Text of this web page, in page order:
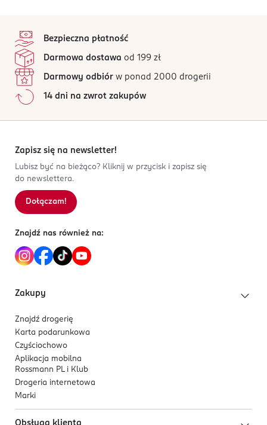
Kod EAN
5 902067 713631
Jak działają opinie?
Bezpieczna płatność
Darmowa dostawa od 199 zł
Darmowy odbiór w ponad 2000 drogerii
14 dni na zwrot zakupów
Zapisz się na newsletter!
Lubisz być na bieżąco? Kliknij w przycisk i zapisz się
do newslettera.
Dołączam!
Znajdź nas również na:
Zakupy
Znajdź drogerię
Karta podarunkowa
Czyściochowo
Aplikacja mobilna
Rossmann PL i Klub
Drogeria internetowa
Marki
Obsługa klienta